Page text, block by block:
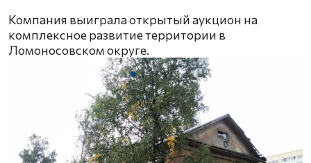
Компания выиграла открытый аукцион на
комплексное развитие территории в
Ломоносовском округе.